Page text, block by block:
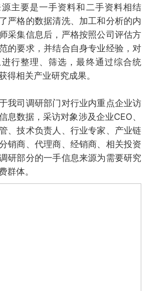
主要是一手资料和二手资料相结
严格的数据清洗、加工和分析的内
采集信息后，严格按照公司评估方
的要求，并结合自身专业经验，对
行整理、筛选，最终通过综合统
得相关产业研究成果。
我司调研部门对行业内重点企业访
息数据，采访对象涉及企业CEO、
、技术负责人、行业专家、产业链
销商、代理商、经销商、相关投资
研部分的一手信息来源为需要研究
群体。